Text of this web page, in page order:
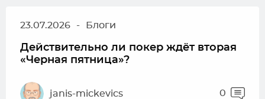
23.07.2026 - Блоги
Действительно ли покер ждёт вторая
«Черная пятница»?
janis-mickevics 0